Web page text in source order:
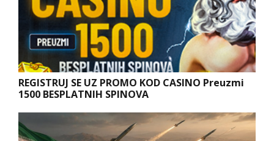
REGISTRUJ SE UZ PROMO KOD CASINO Preuzmi
1500 BESPLATNIH SPINOVA